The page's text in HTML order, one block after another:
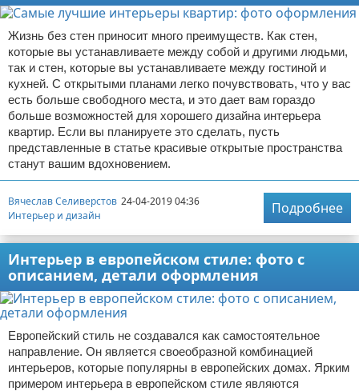
Жизнь без стен приносит много преимуществ. Как стен,
которые вы устанавливаете между собой и другими людьми,
так и стен, которые вы устанавливаете между гостиной и
кухней. С открытыми планами легко почувствовать, что у вас
есть больше свободного места, и это дает вам гораздо
больше возможностей для хорошего дизайна интерьера
квартир. Если вы планируете это сделать, пусть
представленные в статье красивые открытые пространства
станут вашим вдохновением.
Вячеслав Селиверстов 24-04-2019 04:36
Интерьер и дизайн
Подробнее
Интерьер в европейском стиле: фото с
описанием, детали оформления
Европейский стиль не создавался как самостоятельное
направление. Он является своеобразной комбинацией
интерьеров, которые популярны в европейских домах. Ярким
примером интерьера в европейском стиле являются